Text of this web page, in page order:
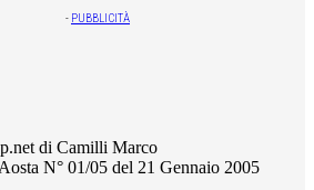
- PUBBLICITÀ
di Camilli Marco
N° 01/05 del 21 Gennaio 2005